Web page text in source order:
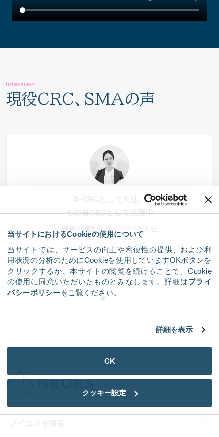
当サイトにおけるCookieの使用について
当サイトでは、サービスの向上や利便性の提供、および利
用状況の分析のためにCookieを使用していますOKボタンを
クリックするか、本サイトの閲覧を続けることで、Cookie
の使用に同意いただいたものとみなします。詳細はプライ
バシーポリシーをご覧ください。
詳細を表示
OK
クッキー設定
Interview
現役CRC、SMAの声
A-CRCとして入社、
その後CRCとして活躍中
信頼の調整役 ケイ
単独インタビュー A-CRC
View more
ノイエスを知る